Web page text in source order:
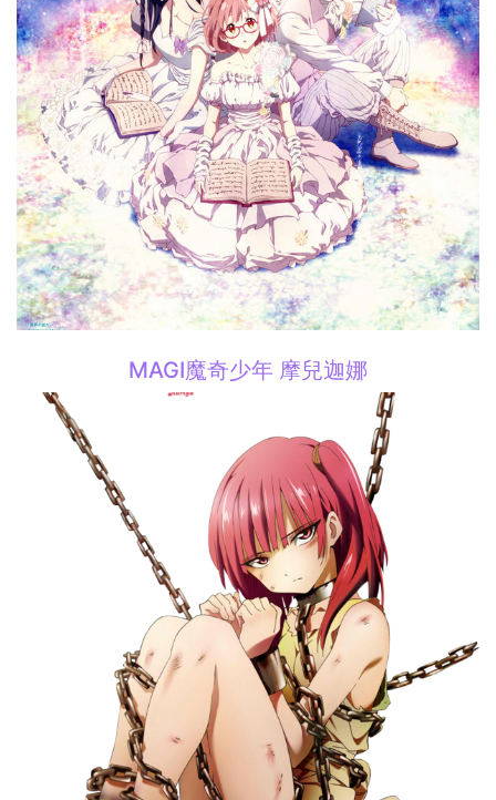
MAGI魔奇少年 摩兒迦娜